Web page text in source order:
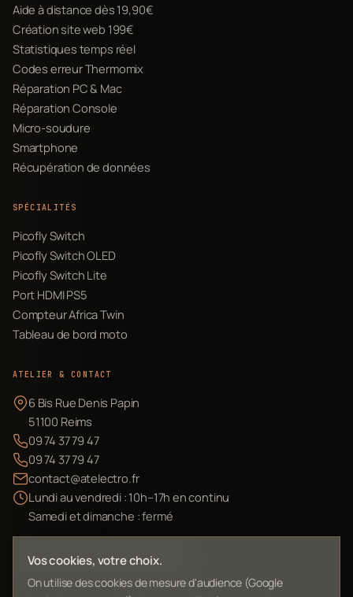
Aide à distance dès 19,90€
Création site web 199€
Statistiques temps réel
Codes erreur Thermomix
Réparation PC & Mac
Réparation Console
Micro-soudure
Smartphone
Récupération de données
SPÉCIALITÉS
Picofly Switch
Picofly Switch OLED
Picofly Switch Lite
Port HDMI PS5
Compteur Africa Twin
Tableau de bord moto
ATELIER & CONTACT
6 Bis Rue Denis Papin
51100 Reims
09 74 37 79 47
09 74 37 79 47
contact@atelectro.fr
Lundi au vendredi : 10h–17h en continu
Samedi et dimanche : fermé
Envoyer mon matériel
Vos cookies, votre choix.
On utilise des cookies de mesure d'audience (Google